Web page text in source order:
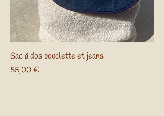
Sac à dos bouclette et jeans
Prix
55,00 €